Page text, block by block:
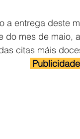
a entrega deste
do mes de maio,
citas máis
Publicidade